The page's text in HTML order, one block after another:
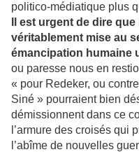
politico-médiatique plus
Il est urgent de dire
véritablement mise au
émancipation humaine
ou paresse nous en
« pour Redeker, ou
Siné » pourraient bien
démissionnent dans ce
l’armure des croisés qui
l’abîme de nouvelles